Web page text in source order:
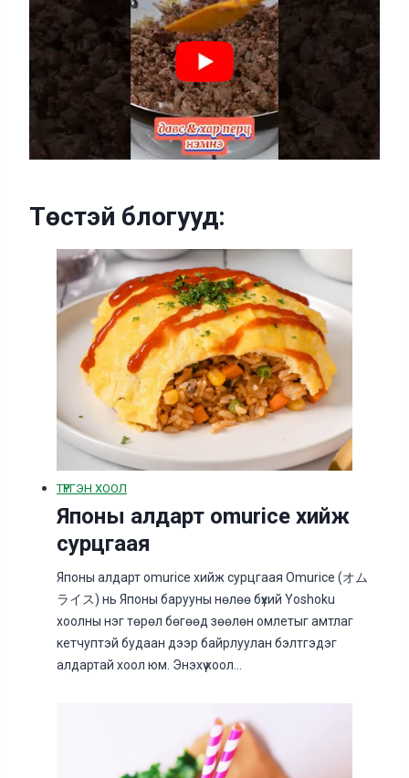
Төстэй блогууд:
ТҮРГЭН ХООЛ
Японы алдарт omurice хийж
сурцгаая
Японы алдарт omurice хийж сурцгаая Omurice (オム
ライス) нь Японы барууны нөлөө бүхий Yoshoku
хоолны нэг төрөл бөгөөд зөөлөн омлетыг амтлаг
кетчуптэй будаан дээр байрлуулан бэлтгэдэг
алдартай хоол юм. Энэхүү хоол…